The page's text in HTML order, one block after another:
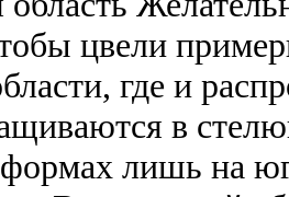
цвели
где и
в
лишь на